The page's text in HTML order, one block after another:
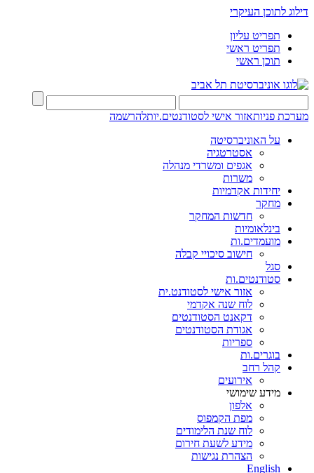
דילוג לתוכן העיקרי
תפריט עליון
תפריט ראשי
תוכן ראשי
מערכת פניותאזור אישי לסטודנטים.יותלהרשמה
על האוניברסיטה
אסטרטגיה
אגפים ומשרדי מנהלה
משרות
יחידות אקדמיות
מחקר
חדשות המחקר
בינלאומיות
מועמדים.ות
חישוב סיכויי קבלה
סגל
סטודנטים.ות
אזור אישי לסטודנט.ית
לוח שנה אקדמי
דקאנט הסטודנטים
אגודת הסטודנטים
ספריות
בוגרים.ות
קהל רחב
אירועים
מידע שימושי
אלפון
מפת הקמפוס
לוח שנת הלימודים
מידע לשעת חירום
הצהרת נגישות
English